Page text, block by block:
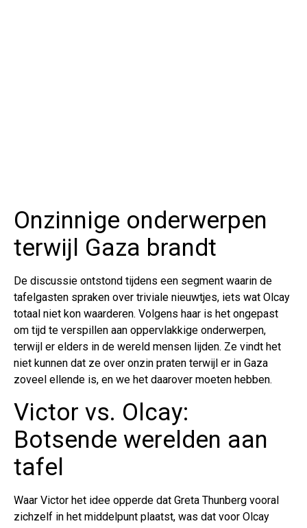
Onzinnige onderwerpen
terwijl Gaza brandt
De discussie ontstond tijdens een segment waarin de
tafelgasten spraken over triviale nieuwtjes, iets wat Olcay
totaal niet kon waarderen. Volgens haar is het ongepast
om tijd te verspillen aan oppervlakkige onderwerpen,
terwijl er elders in de wereld mensen lijden. Ze vindt het
niet kunnen dat ze over onzin praten terwijl er in Gaza
zoveel ellende is, en we het daarover moeten hebben.
Victor vs. Olcay:
Botsende werelden aan
tafel
Waar Victor het idee opperde dat Greta Thunberg vooral
zichzelf in het middelpunt plaatst, was dat voor Olcay